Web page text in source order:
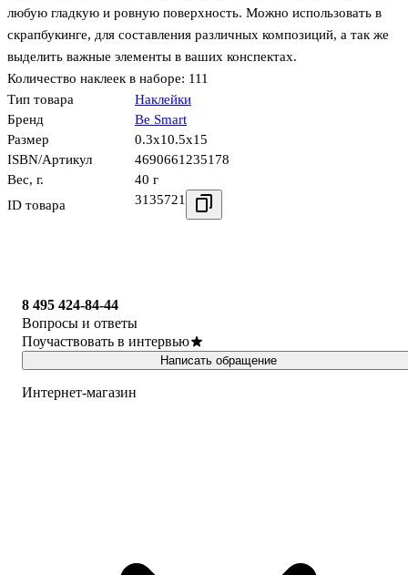
любую гладкую и ровную поверхность. Можно использовать в
скрапбукинге, для составления различных композиций, а так же
выделить важные элементы в ваших конспектах.
Количество наклеек в наборе: 111
Тип товара
Наклейки
Бренд
Be Smart
Размер
0.3x10.5x15
ISBN/Артикул
4690661235178
Вес, г.
40 г
ID товара
3135721
8 495 424-84-44
Вопросы и ответы
Поучаствовать в интервью
Написать обращение
Интернет-магазин